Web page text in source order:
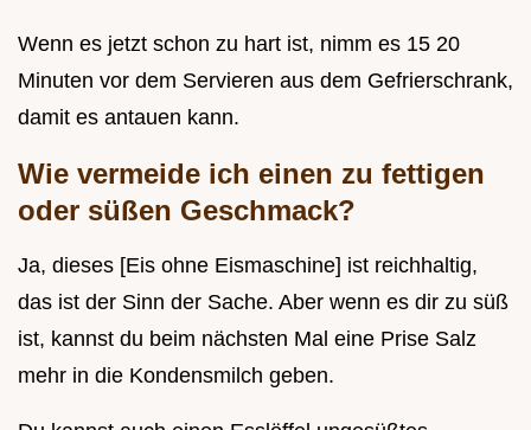
Wenn es jetzt schon zu hart ist, nimm es 15 20
Minuten vor dem Servieren aus dem Gefrierschrank,
damit es antauen kann.
Wie vermeide ich einen zu fettigen
oder süßen Geschmack?
Ja, dieses [Eis ohne Eismaschine] ist reichhaltig,
das ist der Sinn der Sache. Aber wenn es dir zu süß
ist, kannst du beim nächsten Mal eine Prise Salz
mehr in die Kondensmilch geben.